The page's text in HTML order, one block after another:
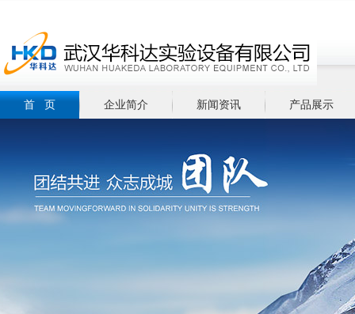
首 页 企业简介 新闻资讯 产品展示